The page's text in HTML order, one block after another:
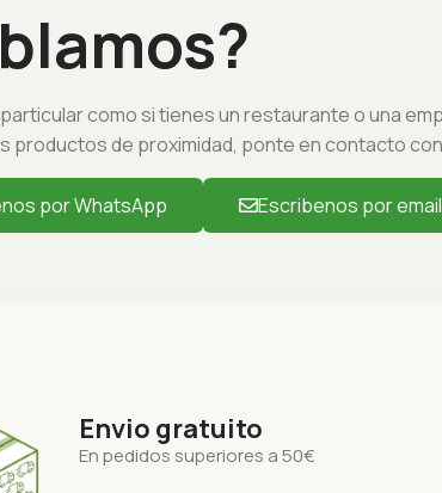
como si tienes un restaurante o una
productos de proximidad, ponte en contacto
por WhatsApp Escribenos por email
Envio gratuito
En pedidos superiores a 50€